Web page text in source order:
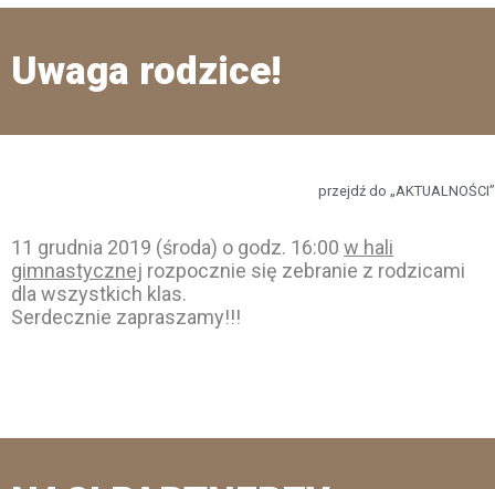
Uwaga rodzice!
przejdź do „AKTUALNOŚCI”
11 grudnia 2019 (środa) o godz. 16:00 w hali
gimnastycznej rozpocznie się zebranie z rodzicami
dla wszystkich klas.
Serdecznie zapraszamy!!!